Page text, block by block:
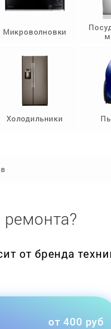
Микроволновки
Холодильники
от бренда
от 400 руб